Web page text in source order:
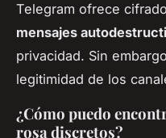
Telegram ofrece
mensajes
privacidad. Sin
legitimidad de los
¿Cómo puedo
rosa discretos?